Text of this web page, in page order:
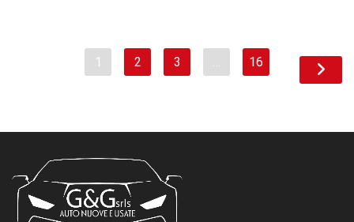
1 2 3 … 16